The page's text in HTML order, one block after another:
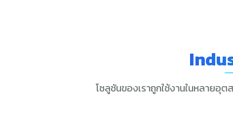
โซลูชันของเราถูกใช้งานในหลาย